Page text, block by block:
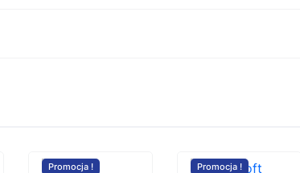
Promocja ! Promocja !